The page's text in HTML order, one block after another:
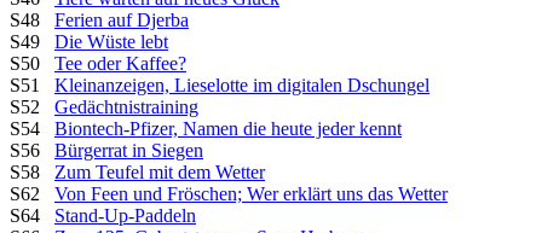
S48 Ferien auf Djerba
S49 Die Wüste lebt
S50 Tee oder Kaffee?
S51 Kleinanzeigen, Lieselotte im digitalen Dschungel
S52 Gedächtnistraining
S54 Biontech-Pfizer, Namen die heute jeder kennt
S56 Bürgerrat in Siegen
S58 Zum Teufel mit dem Wetter
S62 Von Feen und Fröschen; Wer erklärt uns das Wetter
S64 Stand-Up-Paddeln